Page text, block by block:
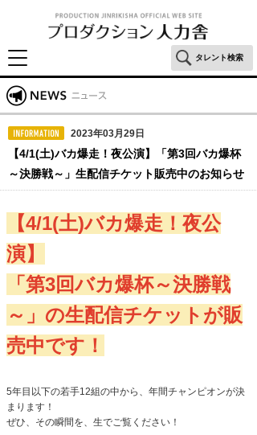
タレント検索
2023年03月29日
【4/1(土)バカ爆走！夜公演】「第3回バカ爆杯
～決勝戦～」生配信チケット販売中のお知らせ
【4/1(土)バカ爆走！夜公
演】
「第3回バカ爆杯～決勝戦
～」の生配信チケットが販
売中です！
5年目以下の若手12組の中から、年間チャンピオンが決
まります！
ぜひ、その瞬間を、生でご覧ください！